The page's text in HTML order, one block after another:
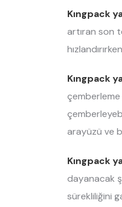
Kıngpack
artıran son
Kıngpack
çemberleme
arayüzü ve
Kıngpack
dayanacak
sürekliliğini